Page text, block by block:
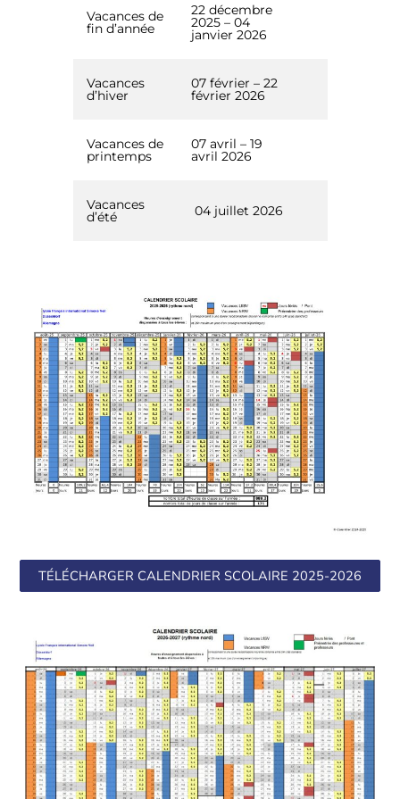
Vacances de
fin d’année
22 décembre
2025 – 04
janvier 2026
Vacances
d’hiver
07 février – 22
février 2026
Vacances de
printemps
07 avril – 19
avril 2026
Vacances
d’été 04 juillet 2026
TÉLÉCHARGER CALENDRIER SCOLAIRE 2025-2026